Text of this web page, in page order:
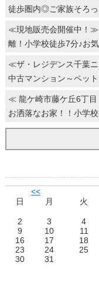
徒歩圏内◎ご家族そろ
≪現地販売会開催中！
離！小学校徒歩7分♪お
≪ザ・レジデンス千葉
中古マンション～ペッ
≪ 龍ケ崎市藤ケ丘6丁
お洒落なお家！！小学
<<
日
月 火
2
3 4
9
10 11
16
17 18
23
24 25
30
31